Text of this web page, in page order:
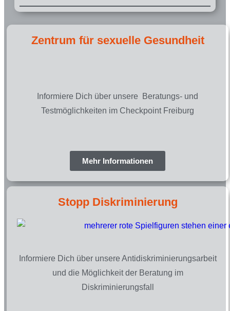
Zentrum für sexuelle Gesundheit
Informiere Dich über unsere Beratungs- und
Testmöglichkeiten im Checkpoint Freiburg
Mehr Informationen
Stopp Diskriminierung​
Informiere Dich über unsere Antidiskriminierungsarbeit
und die Möglichkeit der Beratung im
Diskriminierungsfall